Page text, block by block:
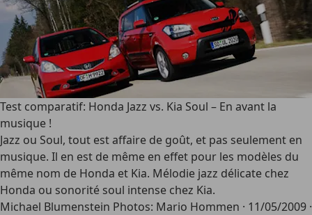
Test comparatif: Honda Jazz vs. Kia Soul – En avant la
musique !
Jazz ou Soul, tout est affaire de goût, et pas seulement en
musique. Il en est de même en effet pour les modèles du
même nom de Honda et Kia. Mélodie jazz délicate chez
Honda ou sonorité soul intense chez Kia.
Michael Blumenstein Photos: Mario Hommen · 11/05/2009 ·